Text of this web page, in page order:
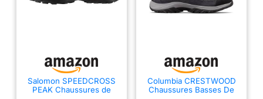
Salomon SPEEDCROSS
PEAK Chaussures de
Columbia CRESTWOOD
Chaussures Basses De